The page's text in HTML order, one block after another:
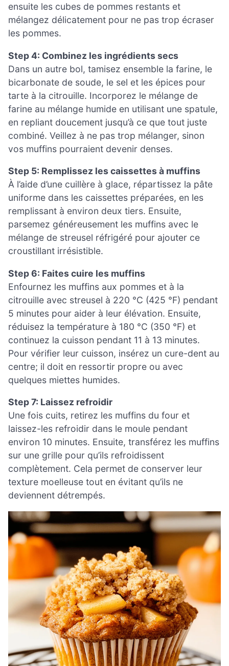
ensuite les cubes de pommes restants et
mélangez délicatement pour ne pas trop écraser
les pommes.
Step 4: Combinez les ingrédients secs
Dans un autre bol, tamisez ensemble la farine, le
bicarbonate de soude, le sel et les épices pour
tarte à la citrouille. Incorporez le mélange de
farine au mélange humide en utilisant une spatule,
en repliant doucement jusqu’à ce que tout juste
combiné. Veillez à ne pas trop mélanger, sinon
vos muffins pourraient devenir denses.
Step 5: Remplissez les caissettes à muffins
À l’aide d’une cuillère à glace, répartissez la pâte
uniforme dans les caissettes préparées, en les
remplissant à environ deux tiers. Ensuite,
parsemez généreusement les muffins avec le
mélange de streusel réfrigéré pour ajouter ce
croustillant irrésistible.
Step 6: Faites cuire les muffins
Enfournez les muffins aux pommes et à la
citrouille avec streusel à 220 °C (425 °F) pendant
5 minutes pour aider à leur élévation. Ensuite,
réduisez la température à 180 °C (350 °F) et
continuez la cuisson pendant 11 à 13 minutes.
Pour vérifier leur cuisson, insérez un cure-dent au
centre; il doit en ressortir propre ou avec
quelques miettes humides.
Step 7: Laissez refroidir
Une fois cuits, retirez les muffins du four et
laissez-les refroidir dans le moule pendant
environ 10 minutes. Ensuite, transférez les muffins
sur une grille pour qu’ils refroidissent
complètement. Cela permet de conserver leur
texture moelleuse tout en évitant qu’ils ne
deviennent détrempés.